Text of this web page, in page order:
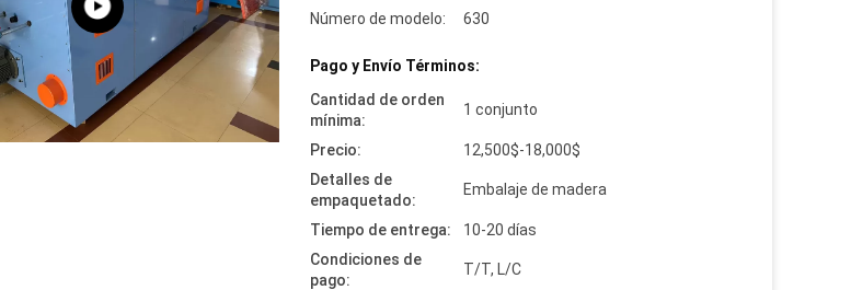
Número de modelo:
630
Pago y Envío Términos:
Cantidad de orden
mínima:
1 conjunto
Precio:
12,500$-18,000$
Detalles de
empaquetado:
Embalaje de madera
Tiempo de entrega:
10-20 días
Condiciones de
pago:
T/T, L/C